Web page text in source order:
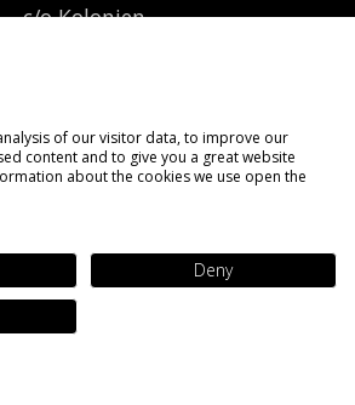
c/o Kolonien
info@visitto.se
08-409 200 00
of our visitor data, to improve our
content and to give you a great website
about the cookies we use open the
Deny